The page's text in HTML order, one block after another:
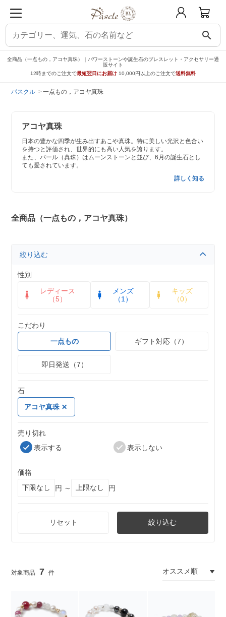
search
全商品（一点もの，アコヤ真珠）｜パワーストーンや誕生石のブレスレット・アクセサリー通
販サイト
12時までのご注文で最短翌日にお届け 10,000円以上のご注文で送料無料
パスクル 一点もの，アコヤ真珠
アコヤ真珠
日本の豊かな四季が生み出すあこや真珠。特に美しい光沢と色合い
を持つと評価され、世界的にも高い人気を誇ります。
また、パール（真珠）はムーンストーンと並び、6月の誕生石とし
ても愛されています。
詳しく知る
全商品（一点もの，アコヤ真珠）
絞り込む
性別
レディース
（5）
メンズ
（1）
キッズ
（0）
こだわり
一点もの
ギフト対応（7）
即日発送（7）
石
アコヤ真珠
売り切れ
表示する
表示しない
価格
円 ～
円
リセット 絞り込む
7